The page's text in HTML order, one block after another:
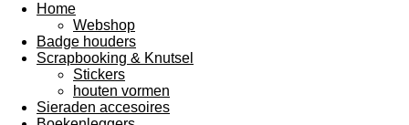
Home
Webshop
Badge houders
Scrapbooking & Knutsel
Stickers
houten vormen
Sieraden accesoires